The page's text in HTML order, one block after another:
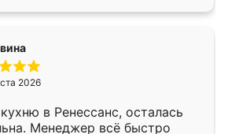
же он более разнообразный.
,если что-то потребуется из
заказывать только здесь.
2026
в Ренессанс, осталась
Менеджер всё быстро